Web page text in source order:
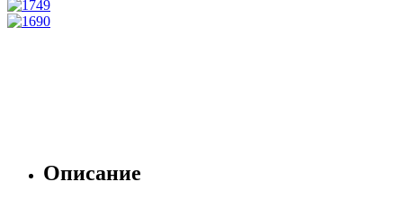
Описание